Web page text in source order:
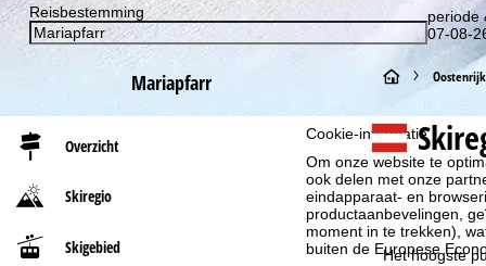
Cookie-informatie
Om onze website te
ook delen met onze
eindapparaat- en
productaanbevelingen,
moment in te trekken),
buiten de Europese
Reisbestemming
periode
07-08-
Mariapfarr
Overzicht
Skiregio
Skigebied
S
t
a
r
t
Oostenrijk
Het hoogste